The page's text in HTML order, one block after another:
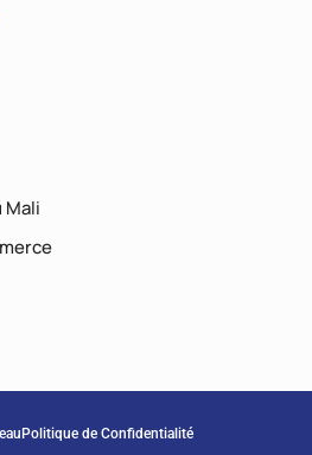
Mali
Politique de Confidentialité